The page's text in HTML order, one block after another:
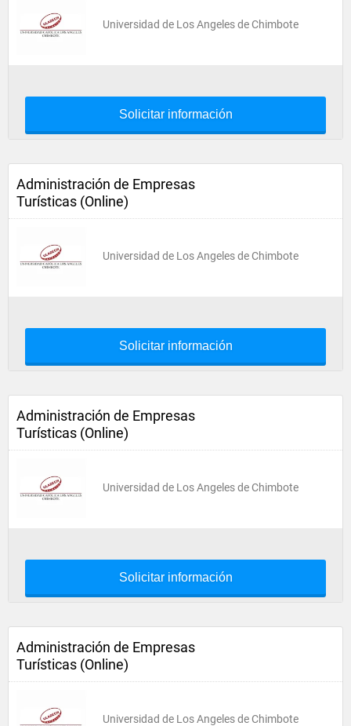
Universidad de Los Angeles de Chimbote
Solicitar información
Administración de Empresas
Turísticas (Online)
Universidad de Los Angeles de Chimbote
Solicitar información
Administración de Empresas
Turísticas (Online)
Universidad de Los Angeles de Chimbote
Solicitar información
Administración de Empresas
Turísticas (Online)
Universidad de Los Angeles de Chimbote